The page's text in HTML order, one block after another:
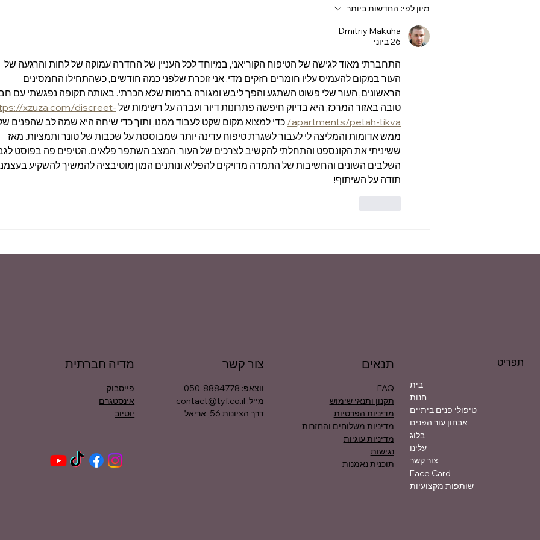
לאקלים בישראל
מיון לפי: החדשות ביותר
Dmitriy Makuha
26 ביוני
התחברתי מאוד לגישה של הטיפוח הקוריאני, במיוחד לכל העניין של החדרה עמוקה של לחות והרגעה של
העור במקום להעמיס עליו חומרים חזקים מדי. אני זוכרת שלפני כמה חודשים, כשהתחילו החמסינים
הראשונים, העור שלי פשוט השתגע והפך ליבש ומגורה ברמות שלא הכרתי. באותה תקופה נפגשתי עם
טובה באזור המרכז, היא בדיוק חיפשה פתרונות דיור ועברה על רשימות של xzuza.com/discreet-
apartments/petah-tikva/ כדי למצוא מקום שקט לעבוד ממנו, ותוך כדי שיחה היא שמה לב שהפנים
ממש אדומות והמליצה לי לעבור לשגרת טיפוח עדינה יותר שמבוססת על שכבות של טונר ותמציות. מאז
ששיניתי את הקונספט והתחלתי להקשיב לצרכים של העור, המצב השתפר פלאים. הטיפים פה בפוסט
השלבים השונים והחשיבות של התמדה מדויקים להפליא ונותנים המון מוטיבציה להמשיך להשקיע
תודה על השיתוף!
תפריט
בית
חנות
טיפולי פנים ביתיים
אבחון עור הפנים
בלוג
עלינו
צור קשר
Face Card
שותפות מקצועיות
תנאים
FAQ
תקנון ותנאי שימוש
מדיניות הפרטיות
מדיניות משלוחים והחזרות
מדיניות עוגיות
נגישות
תוכנית נאמנות
צור קשר
ווצאפ: 050-8884778
מייל: contact@tyf.co.il
דרך הציונות 56, אריאל
מדיה חברתית
פייסבוק
אינסטגרם
יוטיוב